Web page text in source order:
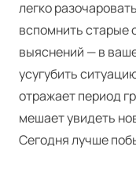
легко
вспомнить старые
выяснений — в
усугубить
отражает период
мешает увидеть
Сегодня лучше